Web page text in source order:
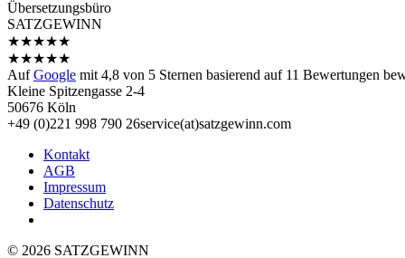
Übersetzungs­büro
SATZGEWINN
★★★★★
★★★★★
AufGoogle mit4,8 von 5 Sternen basierend auf 11 Bewertungen
Kleine Spitzengasse 2-4
50676 Köln
+49 (0)221 998 790 26service(at)satz­gewinn.com
Kontakt
AGB
Impressum
Datenschutz
© 2026 SATZGEWINN